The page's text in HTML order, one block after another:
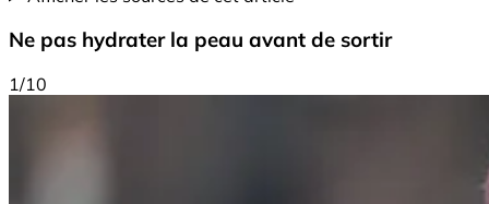
Ne pas hydrater la peau avant de sortir
1/10